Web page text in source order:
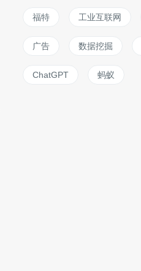
福特 工业互联网
广告 数据挖掘
ChatGPT 蚂蚁